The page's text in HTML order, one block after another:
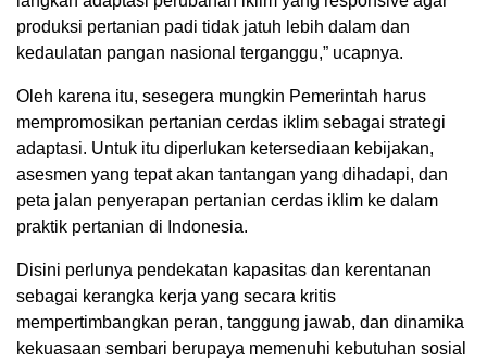
produksi pertanian padi tidak jatuh lebih dalam dan
kedaulatan pangan nasional terganggu,” ucapnya.
Oleh karena itu, sesegera mungkin Pemerintah harus
mempromosikan pertanian cerdas iklim sebagai strategi
adaptasi. Untuk itu diperlukan ketersediaan kebijakan,
asesmen yang tepat akan tantangan yang dihadapi, dan
peta jalan penyerapan pertanian cerdas iklim ke dalam
praktik pertanian di Indonesia.
Disini perlunya pendekatan kapasitas dan kerentanan
sebagai kerangka kerja yang secara kritis
mempertimbangkan peran, tanggung jawab, dan dinamika
kekuasaan sembari berupaya memenuhi kebutuhan sosial